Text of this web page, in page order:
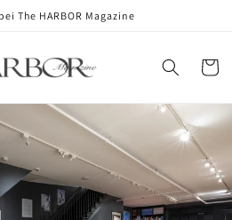
The HARBOR Magazine
Cart